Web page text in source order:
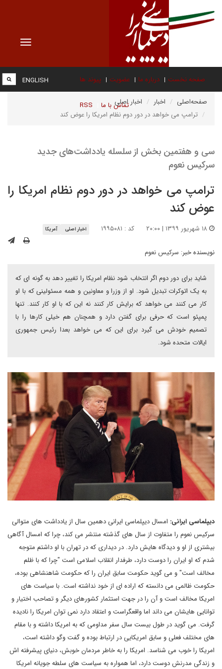
Toggle
صفحه نخست درباره ما عضویت پیوند ها
تماس با ما RSS
ENGLISH
صفحه‌اصلی اخبار
اخبار اصلی
ترامپ می خواهد در دور دوم نظام امریکا را عوض کند
سی و هفتمین بخش از سلسله یادداشت‌های جدید
سرکیس نعوم
ترامپ می خواهد در دور دوم نظام امریکا را
عوض کند
کد : ۱۹۹۵۰۸۱ اخبار اصلی آمریکا
نویسنده خبر: سرکیس نعوم
شاید برای دور دوم اگر انتخاب شود نظام امریکا را تغییر دهد به گونه ای که
به یک اتوکرات تبدیل شود. او از وزرا و معاونین و همه مسئولینی که با او
کار می کنند می خواهد که برایش کار کنند نه این که با او کار کنند. تنها
پمپئو است که حرفی برای گفتن دارد و همچنان هم خیلی کارها را با
تصمیم خودش می گیرد برای این که می خواهد بعدا رئیس جمهوری
ایالات متحده شود.
دیپلماسی ایرانی: امسال دیپلماسی ایرانی دهمین سال از یادداشت های متوالی
سرکیس نعوم را متفاوت از سال های گذشته منتشر می کند، چرا که امسال آگاهی
بیشتری از او و دیدگاه هایش دارد. در دیداری که در تهران با او داشتم متوجه
شدم که او ایران را دوست دارد، طرفدار انقلاب اسلامی است "چرا که با ظلم
مخالف است" و می گوید حکومت سابق ایران را که حکومت شاهنشاهی بوده،
حکومت ظالمی می دانسته که اراده ای از خود نداشته است. با سیاست های
امریکا مخالف است و آن را در جهت استثمار کشورهای دیگر و تصاحب اختیار و
توانایی هایشان می داند اما واقعگراست و اعتقاد دارد نمی توان امریکا را نادیده
گرفت. می گوید در طول بیست سال سفر مداومی که به امریکا داشته و با مقام
های مختلف فعلی و سابق امریکایی در ارتباط بوده و گفت وگو داشته است،
امریکا را خوب می شناسد. امریکا را به خاطر مردمان خوبش، دنیای پیشرفته اش
و زندگی مدرنش دوست دارد، اما همواره به سیاست های سلطه جویانه امریکا